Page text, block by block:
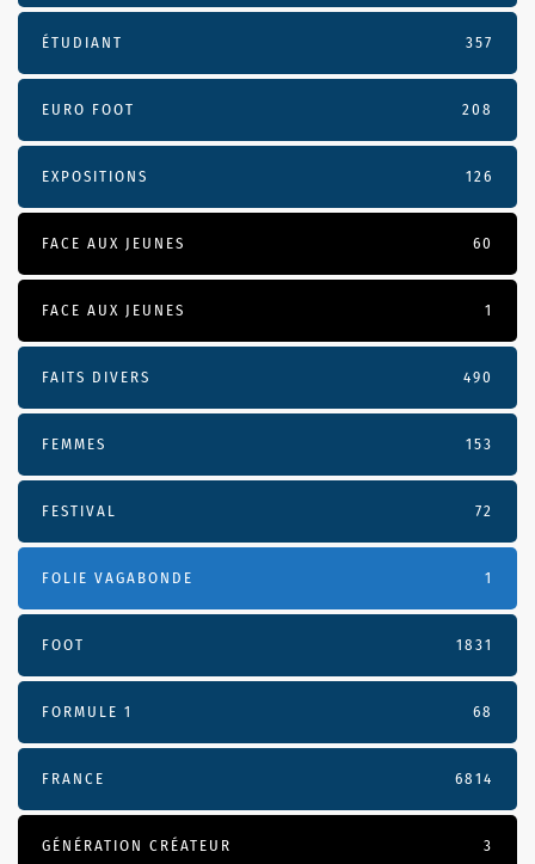
ÉTUDIANT 357
EURO FOOT 208
EXPOSITIONS 126
FACE AUX JEUNES 60
FACE AUX JEUNES 1
FAITS DIVERS 490
FEMMES 153
FESTIVAL 72
FOLIE VAGABONDE 1
FOOT 1831
FORMULE 1 68
FRANCE 6814
GÉNÉRATION CRÉATEUR 3